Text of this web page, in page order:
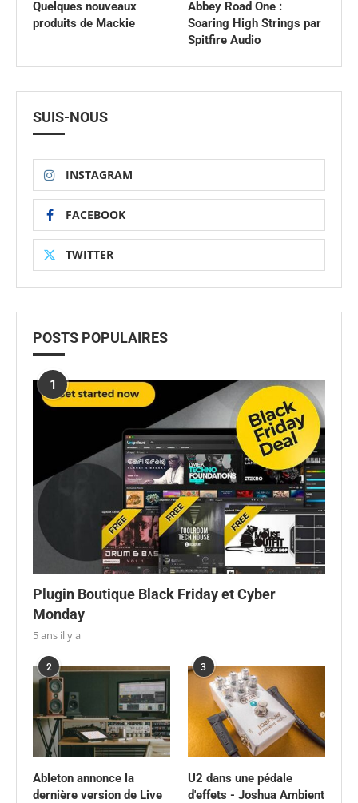
Quelques nouveaux
produits de Mackie
Abbey Road One :
Soaring High Strings par
Spitfire Audio
SUIS-NOUS
INSTAGRAM
FACEBOOK
TWITTER
POSTS POPULAIRES
1
Plugin Boutique Black Friday et Cyber
Monday
5 ans il y a
2
Ableton annonce la
dernière version de Live
3
U2 dans une pédale
d'effets - Joshua Ambient